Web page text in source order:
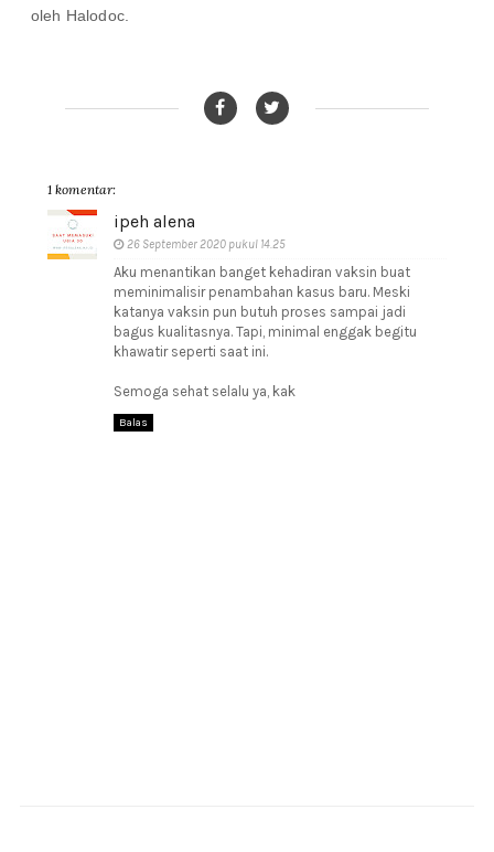
oleh Halodoc.
1 komentar:
ipeh alena
26 September 2020 pukul 14.25
Aku menantikan banget kehadiran vaksin buat
meminimalisir penambahan kasus baru. Meski
katanya vaksin pun butuh proses sampai jadi
bagus kualitasnya. Tapi, minimal enggak begitu
khawatir seperti saat ini.
Semoga sehat selalu ya, kak
Balas